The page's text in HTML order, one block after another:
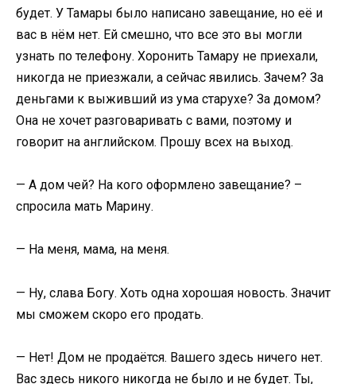
будет. У Тамары было написано завещание, но её и
вас в нём нет. Ей смешно, что все это вы могли
узнать по телефону. Хоронить Тамару не приехали,
никогда не приезжали, а сейчас явились. Зачем? За
деньгами к выживший из ума старухе? За домом?
Она не хочет разговаривать с вами, поэтому и
говорит на английском. Прошу всех на выход.
— А дом чей? На кого оформлено завещание? –
спросила мать Марину.
— На меня, мама, на меня.
— Ну, слава Богу. Хоть одна хорошая новость. Значит
мы сможем скоро его продать.
— Нет! Дом не продаётся. Вашего здесь ничего нет.
Вас здесь никого никогда не было и не будет. Ты,